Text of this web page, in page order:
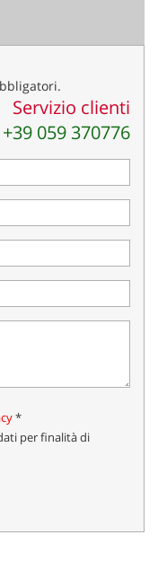
Servizio clienti
+39 059 370776
*
per finalità di